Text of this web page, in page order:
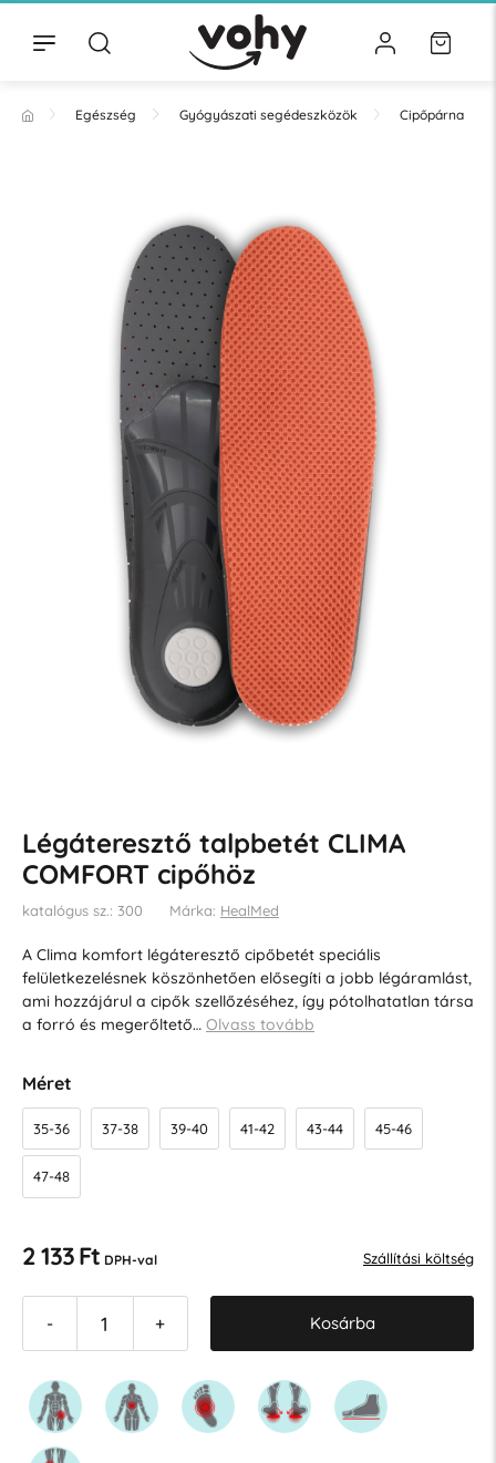
Egészség Gyógyászati segédeszközök Cipőpárna
Légáteresztő talpbetét CLIMA
COMFORT cipőhöz
katalógus sz.: 300 Márka: HealMed
A Clima komfort légáteresztő cipőbetét speciális
felületkezelésnek köszönhetően elősegíti a jobb légáramlást,
ami hozzájárul a cipők szellőzéséhez, így pótolhatatlan társa
a forró és megerőltető… Olvass tovább
Méret
35-36 37-38 39-40 41-42 43-44 45-46
47-48
2 133 Ft DPH-val Szállítási költség
- + Kosárba